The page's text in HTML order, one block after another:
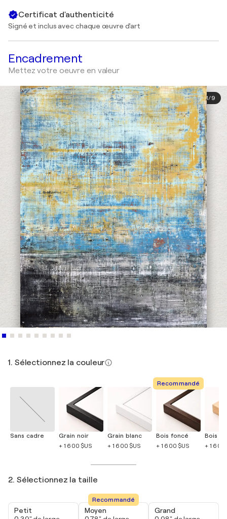
Certificat d'authenticité
Signé et inclus avec chaque œuvre d'art
Encadrement
Mettez votre oeuvre en valeur
1/9
1. Sélectionnez la couleur
Sans cadre
Grain noir
+ 1 600 $US
Grain blanc
+ 1 600 $US
Recommandé
Bois foncé
+ 1 600 $US
Bois
+ 1 600
2. Sélectionnez la taille
Petit
Recommandé
Moyen
Grand